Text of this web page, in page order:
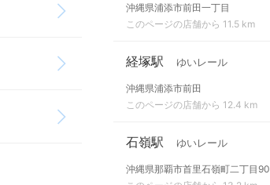
沖縄県浦添市前田一丁目
このページの店舗から 11.5 km
経塚駅 ゆいレール
沖縄県浦添市前田
このページの店舗から 12.4 km
石嶺駅 ゆいレール
沖縄県那覇市首里石嶺町二丁目90